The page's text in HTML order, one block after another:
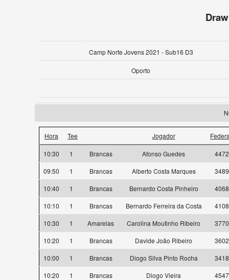
Draw
Camp Norte Jovens 2021 - Sub16 D3
Oporto
Hora Tee Jogador
10:30 1 Brancas Afonso Guedes
09:50
1 Brancas Alberto Costa Marques
10:40
1 Brancas Bernardo Costa Pinheiro
10:10
1 Brancas Bernardo Ferreira da Costa
10:30
1 Amarelas Carolina Moutinho Ribeiro
10:20
1 Brancas Davide João Ribeiro
10:00
1 Brancas Diogo Silva Pinto Rocha
10:20
1 Brancas Diogo Vieira